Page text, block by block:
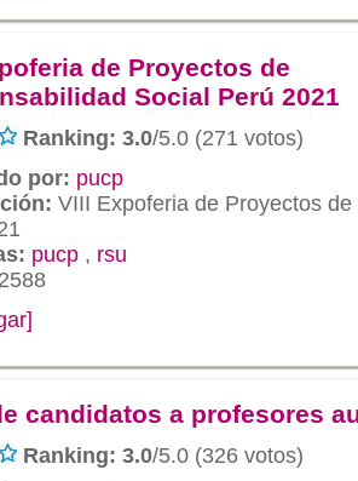
de Proyectos de
Social Perú 2021
Ranking: 3.0/5.0 (271 votos)
por: pucp
VIII Expoferia de Proyectos
pucp , rsu
2588
candidatos a profesores
Ranking: 3.0/5.0 (326 votos)